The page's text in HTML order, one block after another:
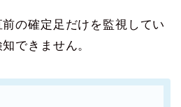
の確定足だけを監視してい
できません。